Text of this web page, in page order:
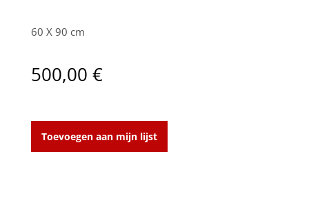
60 X 90 cm
500,00 €
Roue
aantal
Toevoegen aan mijn lijst